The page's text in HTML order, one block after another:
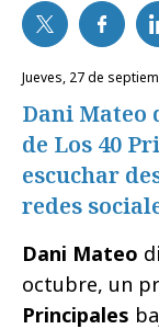
jueves, 27 de
Dani
de Los 40
escuchar
redes
Dani Mateo
octubre, un
Principales